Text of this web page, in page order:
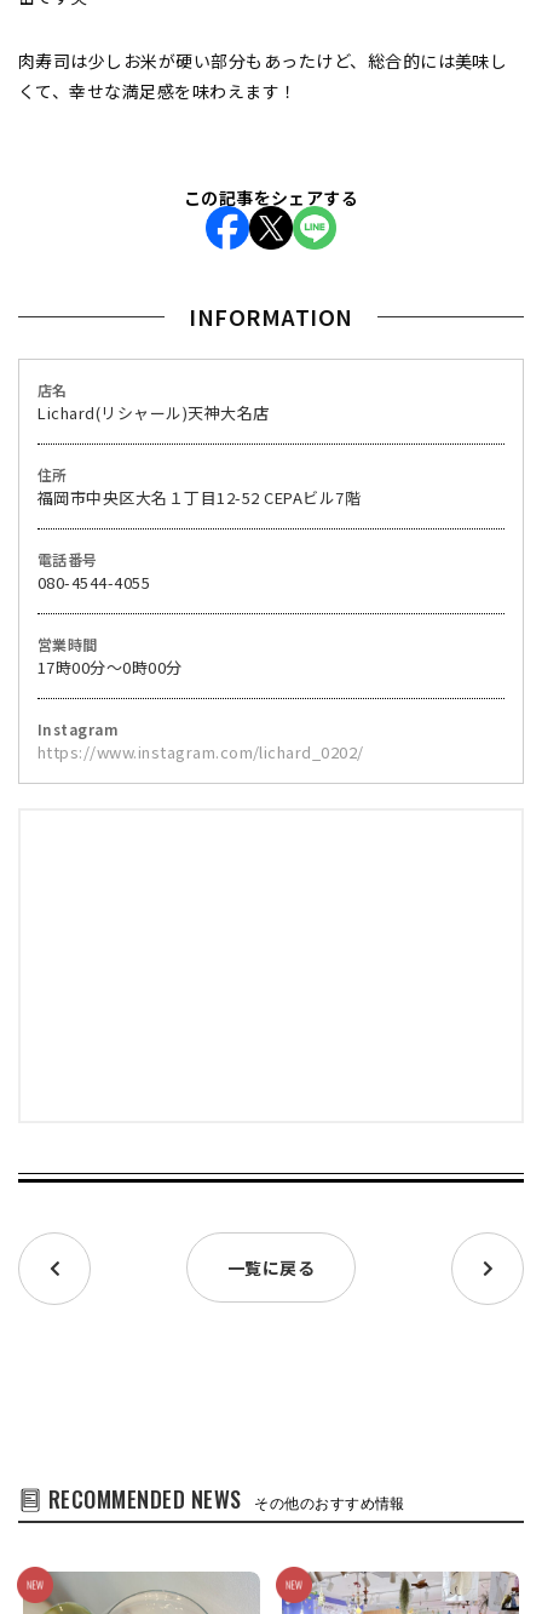
肉寿司は少しお米が硬い部分もあったけど、総合的には美味し
くて、幸せな満足感を味わえます！⁡
この記事をシェアする
INFORMATION
店名
⁡Lichard(リシャール)天神大名店 ⁡
住所
福岡市中央区大名１丁目12-52 CEPAビル7階
電話番号
080-4544-4055
営業時間
17時00分～0時00分
Instagram
https://www.instagram.com/lichard_0202/
一覧に戻る
RECOMMENDED NEWS その他のおすすめ情報